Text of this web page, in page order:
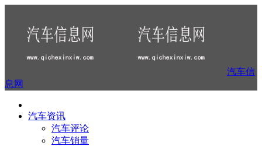
汽车信
息网
汽车资讯
汽车评论
汽车销量